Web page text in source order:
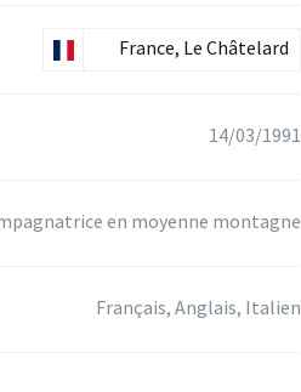
France, Le Châtelard
14/03/1991
en moyenne montagne
Français, Anglais, Italien